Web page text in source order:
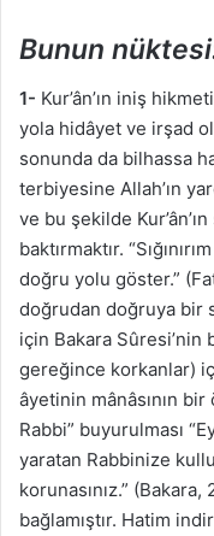
Bunun
1- Kur’ân’ın iniş
yola hidâyet ve irşad
sonunda da bilhassa
terbiyesine Allah’ın
ve bu şekilde
baktırmaktır.
doğru yolu göster.”
doğrudan doğruya bir
için Bakara Sûresi’nin
gereğince korkanlar)
âyetinin mânâsının
Rabbi” buyurulması
yaratan Rabbinize
korunasınız.”
bağlamıştır. Hatim